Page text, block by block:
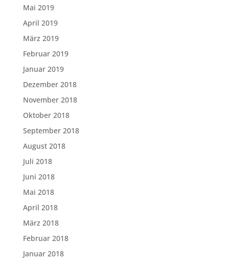
Mai 2019
April 2019
März 2019
Februar 2019
Januar 2019
Dezember 2018
November 2018
Oktober 2018
September 2018
August 2018
Juli 2018
Juni 2018
Mai 2018
April 2018
März 2018
Februar 2018
Januar 2018